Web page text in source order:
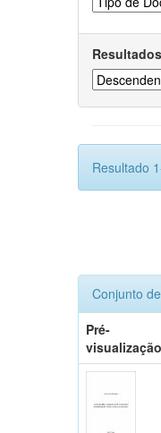
Resultado
Conjunto
Pré-
visualização